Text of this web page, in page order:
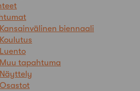
Kansainvälinen biennaali
Koulutus
Luento
Muu tapahtuma
Näyttely
Osastot